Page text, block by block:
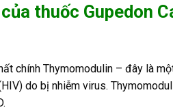
thuốc Gupedon
chính Thymomodulin – đây là
do bị nhiễm virus.